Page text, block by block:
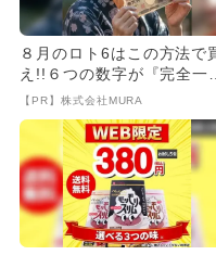
８月のロト6はこの方法で
え!!６つの数字が『完全一
致』する方法
【PR】株式会社MURA